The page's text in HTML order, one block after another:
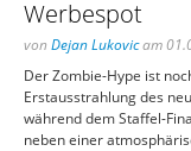
Werbespot
von Dejan Lukovicam
Der Zombie-Hype ist
Erstausstrahlung des
während dem Staffel-
neben einer